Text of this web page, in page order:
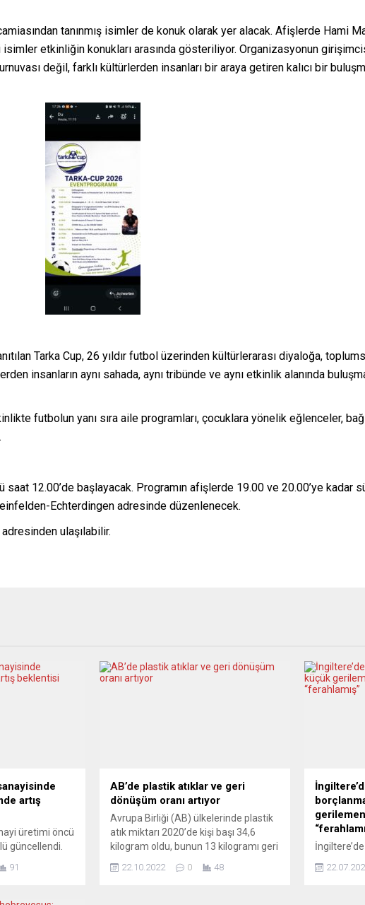
tanınmış isimler de konuk olarak yer alacak. Afişlerde Hami
isimler etkinliğin konukları arasında gösteriliyor. Organizasyonun
değil, farklı kültürlerden insanları bir araya getiren kalıcı bir
Tarka Cup, 26 yıldır futbol üzerinden kültürlerarası diyaloğa,
insanların aynı sahada, aynı tribünde ve aynı etkinlik alanında
futbolun yanı sıra aile programları, çocuklara yönelik eğlenceler,
12.00’de başlayacak. Programın afişlerde 19.00 ve 20.00’ye kadar
Echterdingen adresinde düzenlenecek.
adresinden ulaşılabilir.
artış
üretimi öncü
güncellendi.
yılın aralık
91
AB’de plastik atıklar ve geri
dönüşüm oranı artıyor
Avrupa Birliği (AB) ülkelerinde plastik
atık miktarı 2020’de kişi başı 34,6
kilogram oldu, bunun 13 kilogramı geri
Eurostat’ın verilerine göre, plastik atık
22.10.2022 0 48